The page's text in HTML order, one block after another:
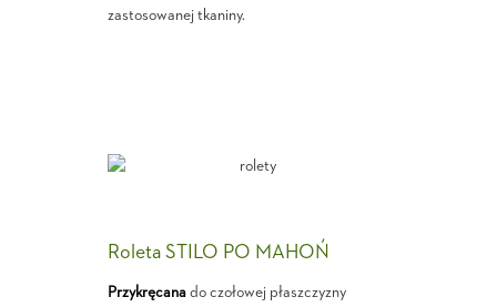
zastosowanej tkaniny.
Roleta STILO PO MAHOŃ
Przykręcanado czołowej płaszczyzny